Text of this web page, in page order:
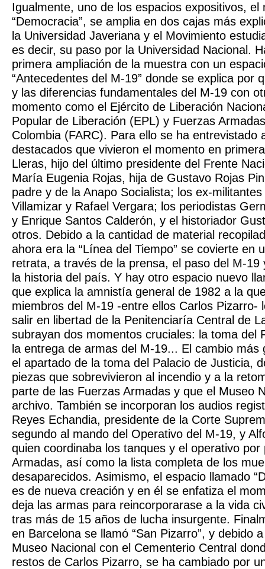
Igualmente, uno de los espacios expositivos, el
“Democracia”, se amplia en dos cajas más
la Universidad Javeriana y el Movimiento
es decir, su paso por la Universidad Nacional.
primera ampliación de la muestra con un
“Antecedentes del M-19” donde se explica por
y las diferencias fundamentales del M-19 con
momento como el Ejército de Liberación
Popular de Liberación (EPL) y Fuerzas
Colombia (FARC). Para ello se ha entrevistado
destacados que vivieron el momento en
Lleras, hijo del último presidente del Frente
María Eugenia Rojas, hija de Gustavo Rojas
padre y de la Anapo Socialista; los ex-
Villamizar y Rafael Vergara; los periodistas
y Enrique Santos Calderón, y el historiador
otros. Debido a la cantidad de material
ahora era la “Línea del Tiempo” se covierte en
retrata, a través de la prensa, el paso del M-19
la historia del país. Y hay otro espacio nuevo
que explica la amnistía general de 1982 a la
miembros del M-19 -entre ellos Carlos Pizarro-
salir en libertad de la Penitenciaría Central de
subrayan dos momentos cruciales: la toma del
la entrega de armas del M-19... El cambio más
el apartado de la toma del Palacio de Justicia,
piezas que sobrevivieron al incendio y a la
parte de las Fuerzas Armadas y que el Museo
archivo. También se incorporan los audios
Reyes Echandia, presidente de la Corte
segundo al mando del Operativo del M-19, y
quien coordinaba los tanques y el operativo
Armadas, así como la lista completa de los
desaparecidos. Asimismo, el espacio llamado
es de nueva creación y en él se enfatiza el
deja las armas para reincorporarase a la vida
tras más de 15 años de lucha insurgente.
en Barcelona se llamó “San Pizarro”, y debido
Museo Nacional con el Cementerio Central
restos de Carlos Pizarro, se ha cambiado por